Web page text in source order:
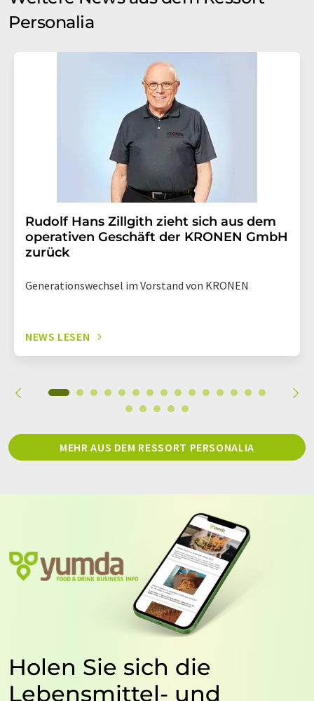
Personalia
Rudolf Hans Zillgith zieht sich aus dem
operativen Geschäft der KRONEN GmbH
zurück
Generationswechsel im Vorstand von KRONEN
NEWS LESEN
MEHR AUS DEM RESSORT PERSONALIA
Holen Sie sich die
Lebensmittel- und